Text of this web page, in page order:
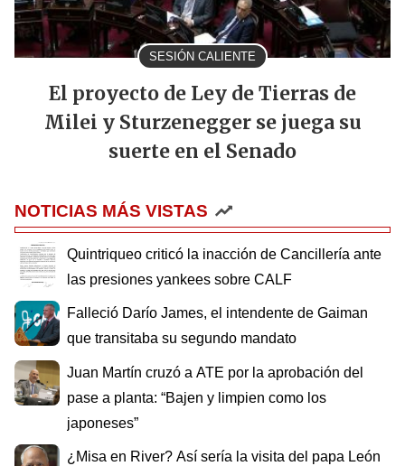
SESIÓN CALIENTE
El proyecto de Ley de Tierras de
Milei y Sturzenegger se juega su
suerte en el Senado
NOTICIAS MÁS VISTAS
Quintriqueo criticó la inacción de Cancillería ante
las presiones yankees sobre CALF
Falleció Darío James, el intendente de Gaiman
que transitaba su segundo mandato
Juan Martín cruzó a ATE por la aprobación del
pase a planta: “Bajen y limpien como los
japoneses”
¿Misa en River? Así sería la visita del papa León